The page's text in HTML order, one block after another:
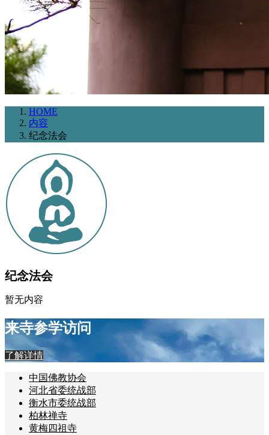
HOME
内容
纪念法会
纪念法会
暂无内容
来寺参学访问
了解详情
中国佛教协会
河北省委统战部
衡水市委统战部
柏林禅寺
黄梅四祖寺